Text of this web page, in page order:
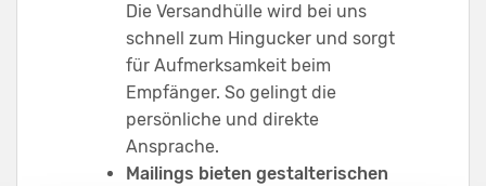
Die Versandhülle wird bei uns
schnell zum Hingucker und sorgt
für Aufmerksamkeit beim
Empfänger. So gelingt die
persönliche und direkte
Ansprache.
Mailings bieten gestalterischen